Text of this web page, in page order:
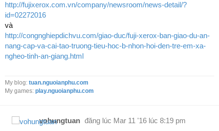
http://fujixerox.com.vn/company/newsroom/news-detail/?
id=02272016
và
http://congnghiepdichvu.com/giao-duc/fuji-xerox-ban-giao-du-an-
nang-cap-va-cai-tao-truong-tieu-hoc-b-nhon-hoi-den-tre-em-xa-
ngheo-tinh-an-giang.html
My blog: tuan.nguoianphu.com
My games: play.nguoianphu.com
vohungtuan đăng lúc Mar 11 '16 lúc 8:19 pm